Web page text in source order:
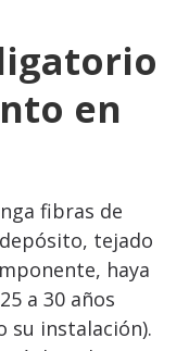
en
fibras de
tejado
haya
a 30 años
su instalación).